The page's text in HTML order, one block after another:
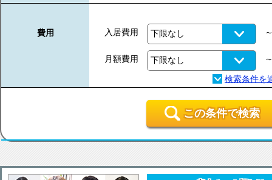
費用 入居費用
月額費用
この条件で検索